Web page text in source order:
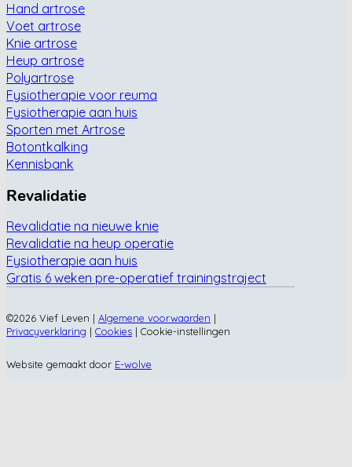
Hand artrose
Voet artrose
Knie artrose
Heup artrose
Polyartrose
Fysiotherapie voor reuma
Fysiotherapie aan huis
Sporten met Artrose
Botontkalking
Kennisbank
Revalidatie
Revalidatie na nieuwe knie
Revalidatie na heup operatie
Fysiotherapie aan huis
Gratis 6 weken pre-operatief trainingstraject
©2026 Vief Leven | Algemene voorwaarden |
Privacyverklaring | Cookies | Cookie-instellingen
Website gemaakt door E-wolve